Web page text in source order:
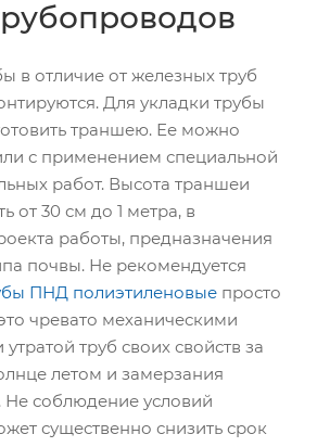
в отличие от железных труб
Для укладки трубы
траншею. Ее можно
с применением специальной
работ. Высота траншеи
от 30 см до 1 метра, в
работы, предназначения
почвы. Не рекомендуется
ПНД полиэтиленовые просто
чревато механическими
труб своих свойств за
летом и замерзания
Не соблюдение условий
существенно снизить срок